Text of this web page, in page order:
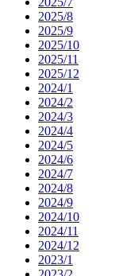
2025/8
2025/9
2025/10
2025/11
2025/12
2024/1
2024/2
2024/3
2024/4
2024/5
2024/6
2024/7
2024/8
2024/9
2024/10
2024/11
2024/12
2023/1